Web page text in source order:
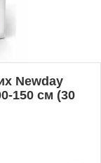
Newday
150 см (30